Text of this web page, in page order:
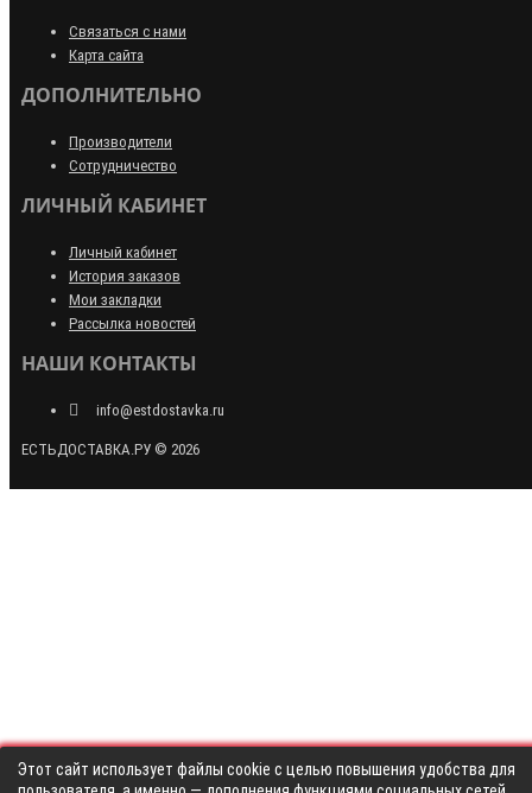
Связаться с нами
Карта сайта
ДОПОЛНИТЕЛЬНО
Производители
Сотрудничество
ЛИЧНЫЙ КАБИНЕТ
Личный кабинет
История заказов
Мои закладки
Рассылка новостей
НАШИ КОНТАКТЫ
info@estdostavka.ru
ЕСТЬДОСТАВКА.РУ © 2026
Этот сайт использует файлы cookie с целью повышения удобства для